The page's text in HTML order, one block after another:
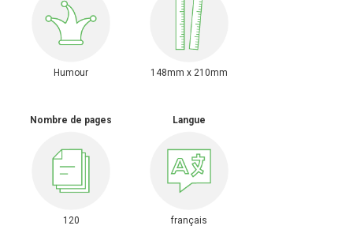
Humour 148mm x 210mm
Nombre de pages
120
Langue
français